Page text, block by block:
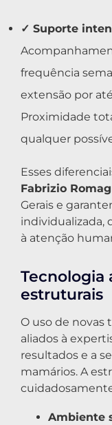
✓ Suporte
frequência
extensão por
Proximidade
qualquer
Esses
Fabrizio
Gerais e
individualizada,
à atenção
Tecnologia
estruturais
O uso de novas
aliados à
resultados e a
mamários. A
Ambiente